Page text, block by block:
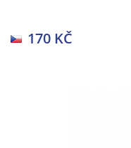
170 KČ